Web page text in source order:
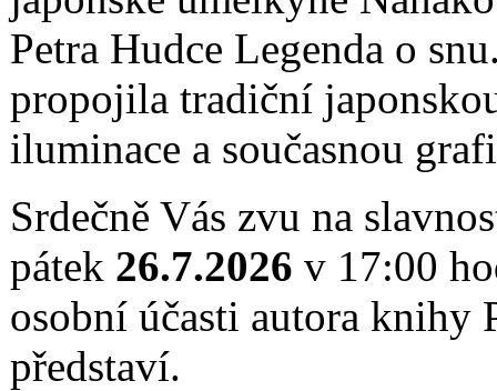
Petra Hudce Legenda o
propojila tradiční
iluminace a současnou
Srdečně Vás zvu na
pátek 26.7.2026 v 17:00
osobní účasti autora knihy
představí.